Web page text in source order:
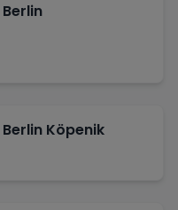
Berlin
Berlin Köpenik